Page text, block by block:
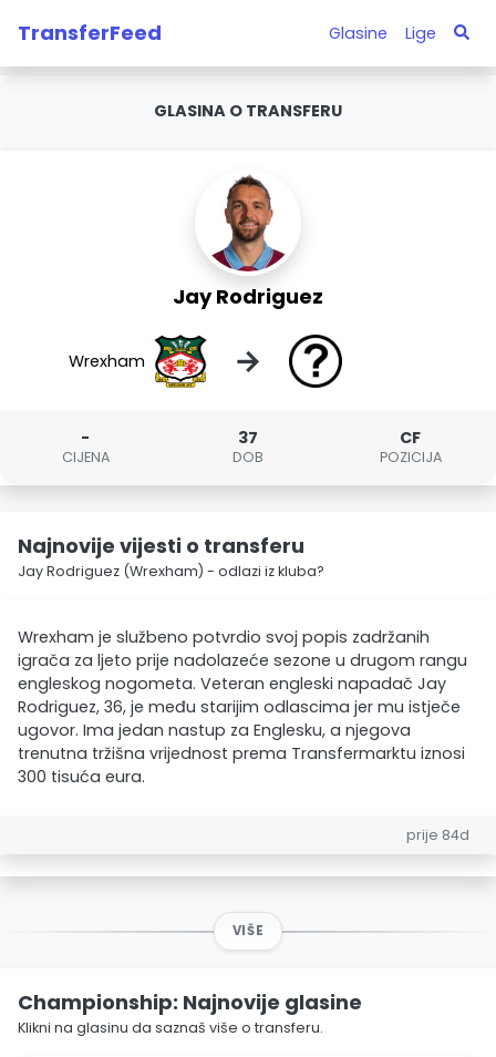
TransferFeed Glasine Lige
GLASINA O TRANSFERU
Jay Rodriguez
Wrexham →
-
CIJENA
37
DOB
CF
POZICIJA
Najnovije vijesti o transferu
Jay Rodriguez (Wrexham) - odlazi iz kluba?
Wrexham je službeno potvrdio svoj popis zadržanih
igrača za ljeto prije nadolazeće sezone u drugom rangu
engleskog nogometa. Veteran engleski napadač Jay
Rodriguez, 36, je među starijim odlascima jer mu istječe
ugovor. Ima jedan nastup za Englesku, a njegova
trenutna tržišna vrijednost prema Transfermarktu iznosi
300 tisuća eura.
prije 84d
VIŠE
Championship: Najnovije glasine
Klikni na glasinu da saznaš više o transferu.